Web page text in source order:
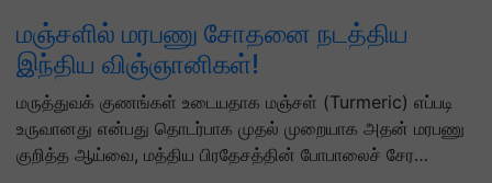
மஞ்சளில் மரபணு சோதனை நடத்திய
இந்திய விஞ்ஞானிகள்!
மருத்துவக் குணங்கள் உடையதாக மஞ்சள் (Turmeric) எப்படி
உருவானது என்பது தொடர்பாக முதல் முறையாக அதன் மரபணு
குறித்த ஆய்வை, மத்திய பிரதேசத்தின் போபாலைச் சேர…